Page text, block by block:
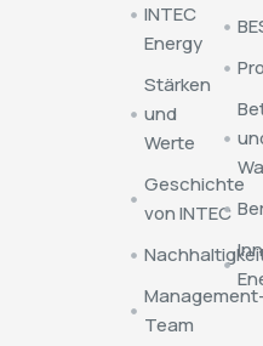
INTEC
Energy
Stärken
und
Werte
Geschichte
von INTEC
Team